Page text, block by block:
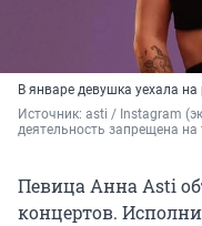
В январе девушка уехала
Источник: asti / Instagram
деятельность запрещена
Певица Анна Asti
концертов.